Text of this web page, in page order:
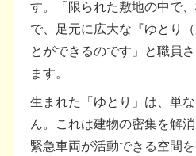
す。「限られた敷地の中で
で、足元に広大な『ゆとり
とができるのです」と職員
ます。
生まれた「ゆとり」は、単
ん。これは建物の密集を解
緊急車両が活動できる空間